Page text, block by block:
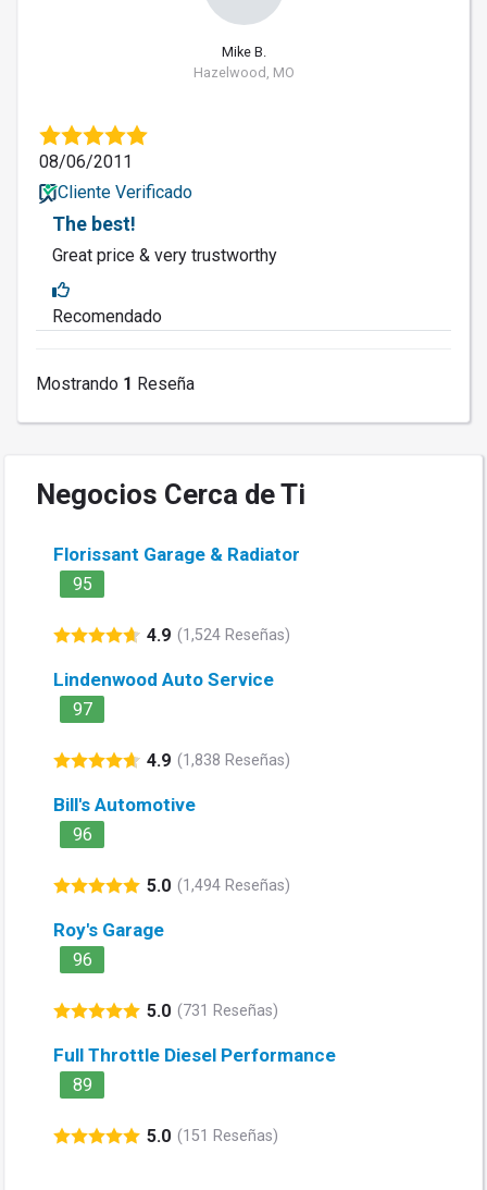
Mike B.
Hazelwood, MO
08/06/2011
Cliente Verificado
The best!
Great price & very trustworthy
Recomendado
Mostrando 1 Reseña
Negocios Cerca de Ti
Florissant Garage & Radiator
95
4.9 (1,524 Reseñas)
Lindenwood Auto Service
97
4.9 (1,838 Reseñas)
Bill's Automotive
96
5.0 (1,494 Reseñas)
Roy's Garage
96
5.0 (731 Reseñas)
Full Throttle Diesel Performance
89
5.0 (151 Reseñas)